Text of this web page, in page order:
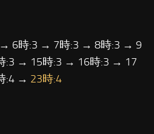
6時:3 → 7時:3 → 8時:3 → 9
:3 → 15時:3 → 16時:3 → 17
:4 → 23時:4